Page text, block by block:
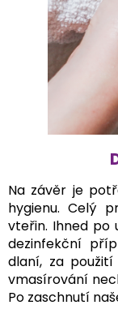
Na závěr je
hygienu. Celý
vteřin. Ihned po
dezinfekční
dlaní, za
vmasírování
Po zaschnutí